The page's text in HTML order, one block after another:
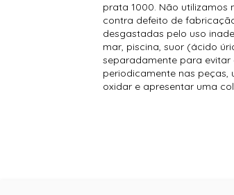
prata 1000. Não utilizamos
contra defeito de
desgastadas pelo uso
mar, piscina, suor (ácido
separadamente para evitar
periodicamente nas peças,
oxidar e apresentar uma